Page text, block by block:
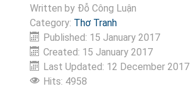
Written by Đỗ Công Luận
Category: Thơ Tranh
Published: 15 January 2017
Created: 15 January 2017
Last Updated: 12 December 2017
Hits: 4958